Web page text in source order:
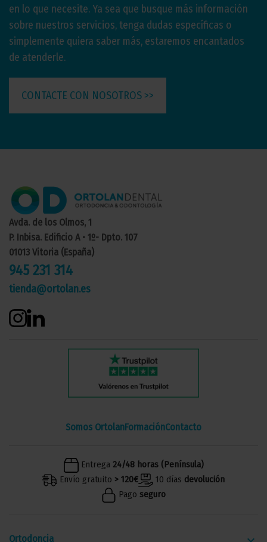
en lo que necesite. Ya sea que busque más información
sobre nuestros servicios, tenga dudas específicas o
simplemente quiera saber más, estaremos encantados
de atenderle.
CONTACTE CON NOSOTROS >>
Avda. de los Olmos, 1
P. Inbisa. Edificio A • 1º- Dpto. 107
01013 Vitoria (España)
945 231 314
tienda@ortolan.es
Somos OrtolanFormaciónContacto
Entrega 24/48 horas (Península)
Envío gratuito > 120€ 10 días devolución
Pago seguro
Ortodoncia